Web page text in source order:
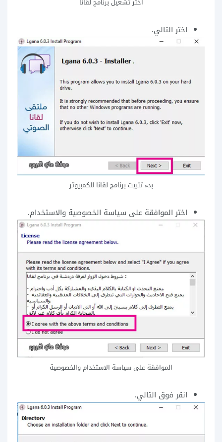
اختر التالي.
بدء تثبيت برنامج لقانا للكمبيوتر
اختر الموافقة على سياسة الخصوصية والاستخدام.
الموافقة على سياسة الاستخدام والخصوصية
انقر فوق التالي.